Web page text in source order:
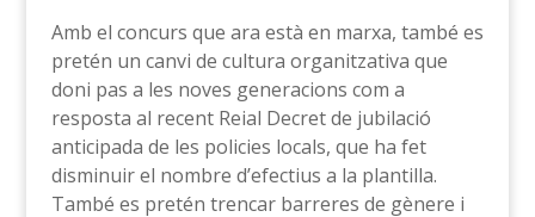
Amb el concurs que ara està en marxa, també es
pretén un canvi de cultura organitzativa que
doni pas a les noves generacions com a
resposta al recent Reial Decret de jubilació
anticipada de les policies locals, que ha fet
disminuir el nombre d’efectius a la plantilla.
També es pretén trencar barreres de gènere i